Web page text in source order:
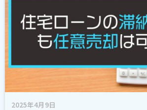
2025年4月9日